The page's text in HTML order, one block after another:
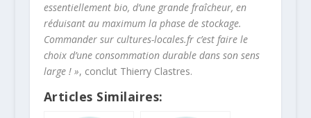
essentiellement bio, d’une grande fraîcheur, en
réduisant au maximum la phase de stockage.
Commander sur cultures-locales.fr c’est faire le
choix d’une consommation durable dans son sens
large ! », conclut Thierry Clastres.
Articles Similaires: